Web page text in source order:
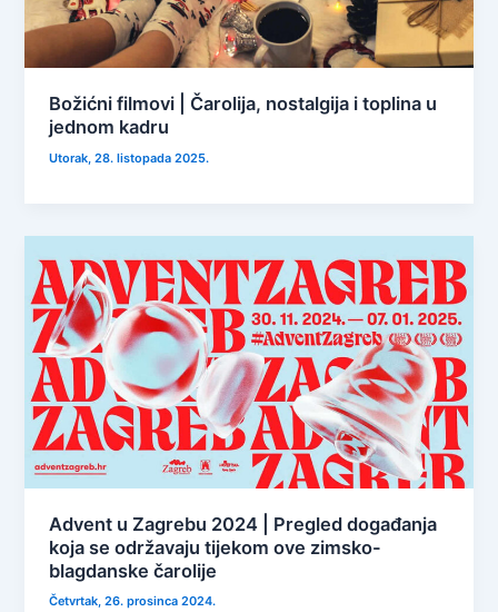
Božićni filmovi | Čarolija, nostalgija i toplina u
jednom kadru
Utorak, 28. listopada 2025.
Advent u Zagrebu 2024 | Pregled događanja
koja se održavaju tijekom ove zimsko-
blagdanske čarolije
Četvrtak, 26. prosinca 2024.